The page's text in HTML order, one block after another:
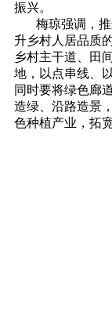
振兴。
梅琼强调，
升乡村人居品质
乡村主干道、田
地，以点串线、
同时要将绿色廊
造绿、沿路造景
色种植产业，拓